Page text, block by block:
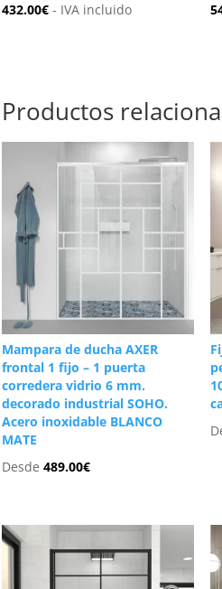
432.00€ - IVA incluido
Productos
Mampara de ducha AXER
frontal 1 fijo – 1 puerta
corredera vidrio 6 mm.
decorado industrial SOHO.
Acero inoxidable BLANCO
MATE
Desde489.00€